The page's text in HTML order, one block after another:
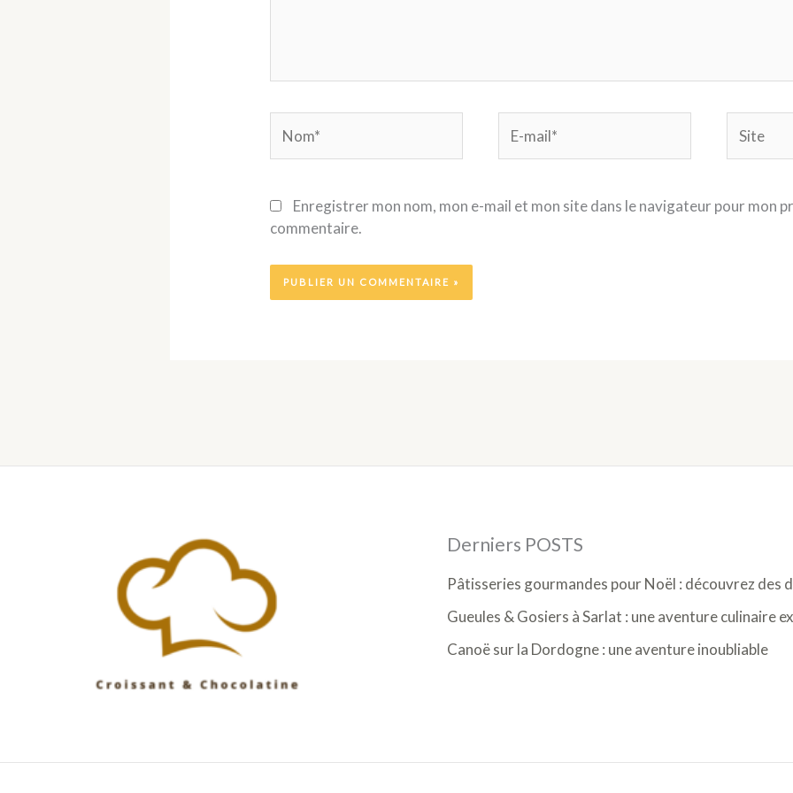
mail*
Enregistrer mon nom, mon e-mail et mon site dans le navigateur pour mon
commentaire.
Derniers POSTS
Pâtisseries gourmandes pour Noël : découvrez des
Gueules & Gosiers à Sarlat : une aventure culinaire
Canoë sur la Dordogne : une aventure inoubliable